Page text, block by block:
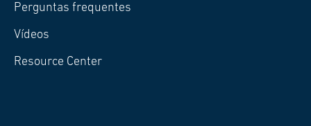
Perguntas frequentes
Vídeos
Resource Center